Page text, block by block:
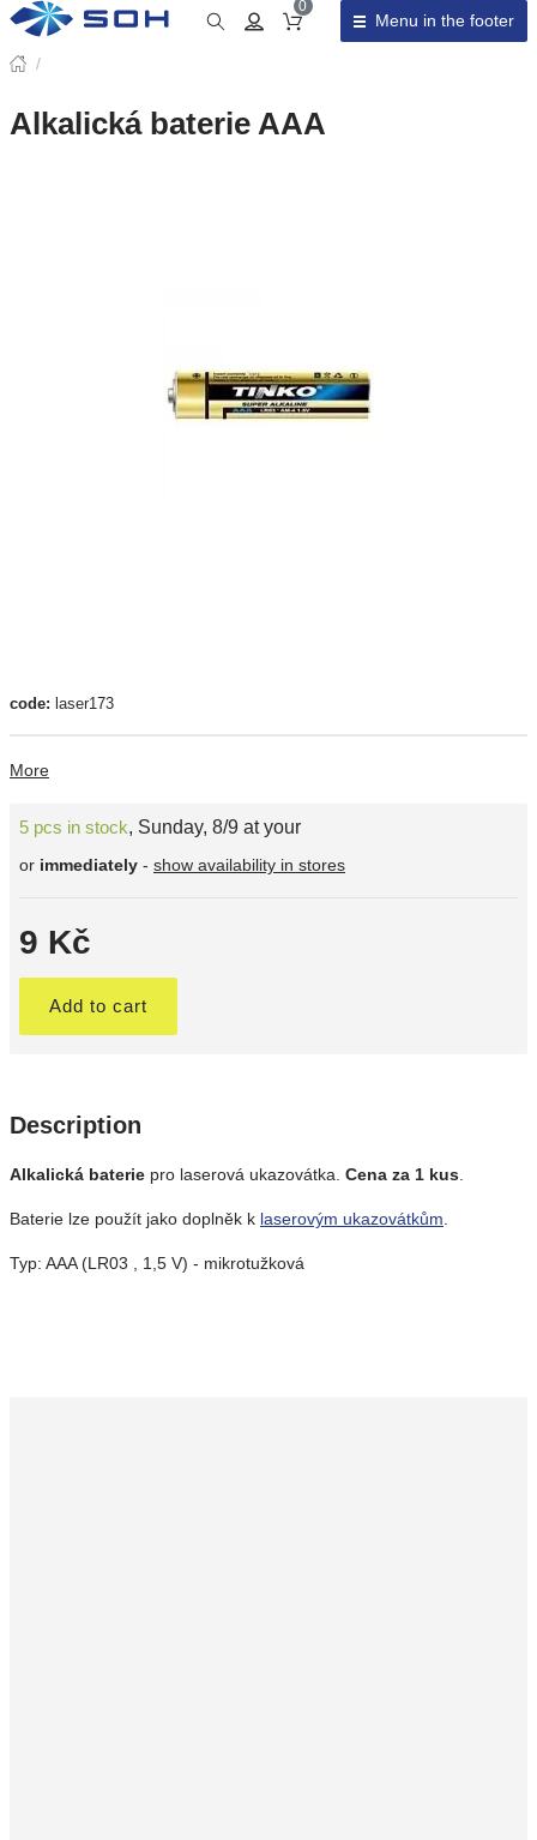
Cart total
0
Menu in the footer
/
Alkalická baterie AAA
code: laser173
More
5 pcs in stock, Sunday, 8/9 at your
or immediately - show availability in stores
9 Kč
Add to cart
Description
Alkalická baterie pro laserová ukazovátka. Cena za 1 kus
Baterie lze použít jako doplněk k laserovým ukazovátkům
Typ: AAA (LR03 , 1,5 V) - mikrotužková